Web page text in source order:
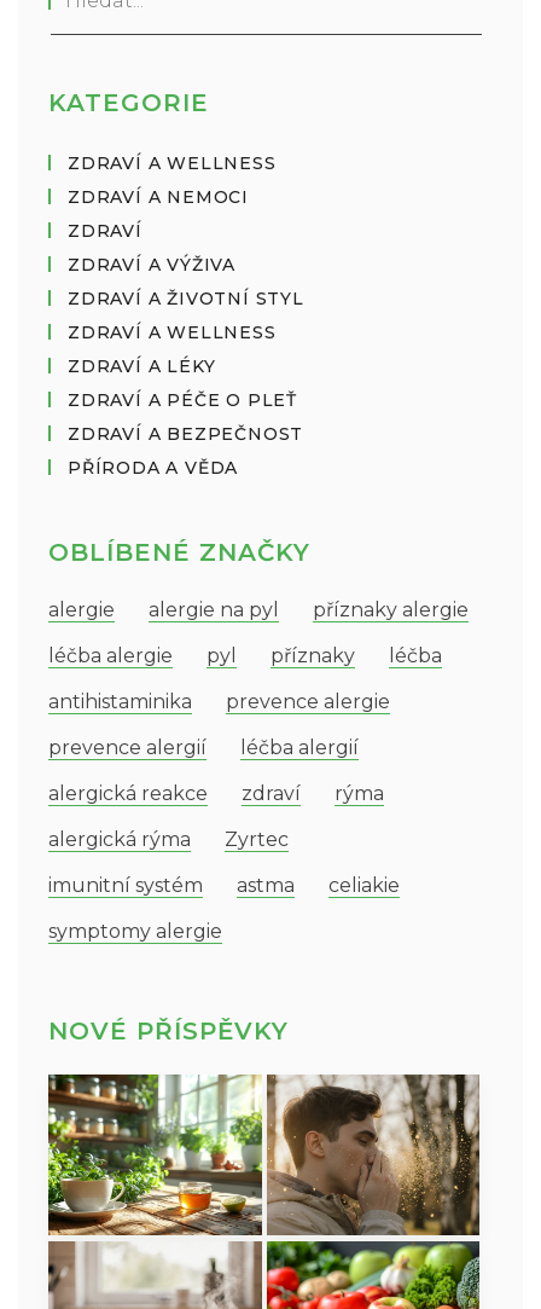
KATEGORIE
ZDRAVÍ A WELLNESS
ZDRAVÍ A NEMOCI
ZDRAVÍ
ZDRAVÍ A VÝŽIVA
ZDRAVÍ A ŽIVOTNÍ STYL
ZDRAVÍ A WELLNESS
ZDRAVÍ A LÉKY
ZDRAVÍ A PÉČE O PLEŤ
ZDRAVÍ A BEZPEČNOST
PŘÍRODA A VĚDA
OBLÍBENÉ ZNAČKY
alergie alergie na pyl
příznaky alergie
léčba alergie
pyl příznaky
léčba
antihistaminika
prevence alergie
prevence alergií
léčba alergií
alergická reakce
zdraví
rýma
alergická rýma
Zyrtec
imunitní systém
astma
celiakie
symptomy alergie
NOVÉ PŘÍSPĚVKY